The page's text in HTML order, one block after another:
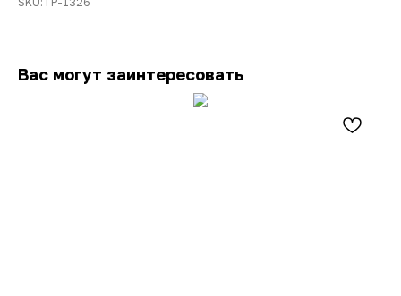
Вас могут заинтересовать